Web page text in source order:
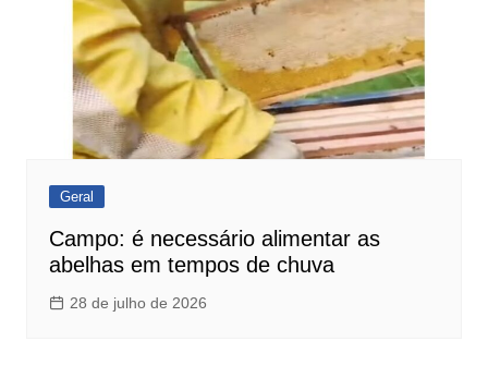
Geral
Campo: é necessário alimentar as
abelhas em tempos de chuva
28 de julho de 2026